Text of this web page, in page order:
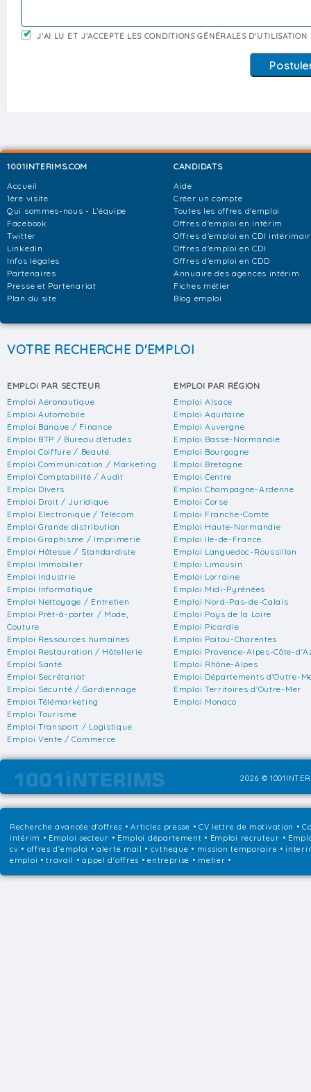
J'AI LU ET J'ACCEPTE LES CONDITIONS GÉNÉRALES D'UTILISATION
1001INTERIMS.COM
Accueil
1ère visite
Qui sommes-nous - L'équipe
Facebook
Twitter
Linkedin
Infos légales
Partenaires
Presse et Partenariat
Plan du site
CANDIDATS
Aide
Créer un compte
Toutes les offres d'emploi
Offres d'emploi en intérim
Offres d'emploi en CDI
Offres d'emploi en CDI
Offres d'emploi en CDD
Annuaire des agences intérim
Fiches métier
Blog emploi
VOTRE RECHERCHE D'EMPLOI
EMPLOI PAR SECTEUR
Emploi Aéronautique
Emploi Automobile
Emploi Banque / Finance
Emploi BTP / Bureau d'études
Emploi Coiffure / Beauté
Emploi Communication / Marketing
Emploi Comptabilité / Audit
Emploi Divers
Emploi Droit / Juridique
Emploi Electronique / Télécom
Emploi Grande distribution
Emploi Graphisme / Imprimerie
Emploi Hôtesse / Standardiste
Emploi Immobilier
Emploi Industrie
Emploi Informatique
Emploi Nettoyage / Entretien
Emploi Prêt-à-porter / Mode,
Couture
Emploi Ressources humaines
Emploi Restauration / Hôtellerie
Emploi Santé
Emploi Secrétariat
Emploi Sécurité / Gardiennage
Emploi Télémarketing
Emploi Tourisme
Emploi Transport / Logistique
Emploi Vente / Commerce
EMPLOI PAR RÉGION
Emploi Alsace
Emploi Aquitaine
Emploi Auvergne
Emploi Basse-Normandie
Emploi Bourgogne
Emploi Bretagne
Emploi Centre
Emploi Champagne-Ardenne
Emploi Corse
Emploi Franche-Comté
Emploi Haute-Normandie
Emploi Ile-de-France
Emploi Languedoc-Roussillon
Emploi Limousin
Emploi Lorraine
Emploi Midi-Pyrénées
Emploi Nord-Pas-de-Calais
Emploi Pays de la Loire
Emploi Picardie
Emploi Poitou-Charentes
Emploi Provence-Alpes-Côte-
Emploi Rhône-Alpes
Emploi Départements d'Outre-
Emploi Territoires d'Outre-Mer
Emploi Monaco
2026 ©
Recherche avancée d'offres •Articles presse • CV lettre de motivation •
intérim • Emploi secteur • Emploi département • Emploi recruteur •
cv • offres d'emploi • alerte mail • cvtheque • mission temporaire •
emploi • travail • appel d'offres • entreprise • metier •